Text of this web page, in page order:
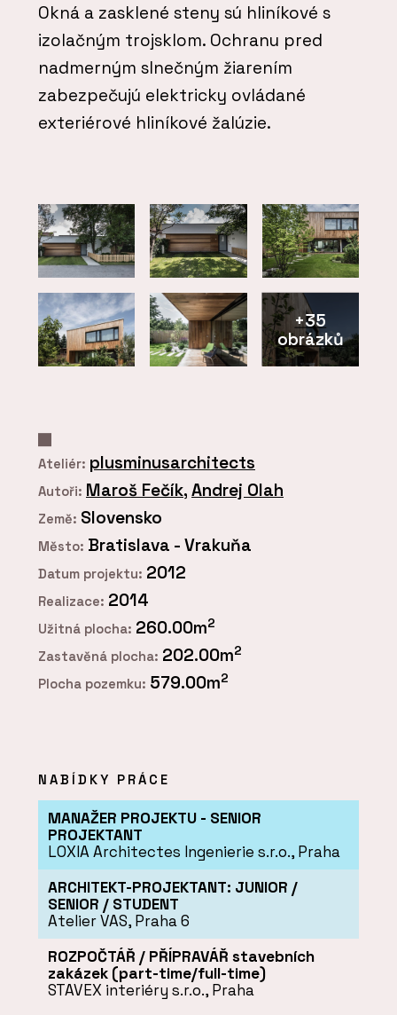
Okná a zasklené steny sú hliníkové s
izolačným trojsklom. Ochranu pred
nadmerným slnečným žiarením
zabezpečujú elektricky ovládané
exteriérové hliníkové žalúzie.
+35
obrázků
Ateliér: plusminusarchitects
Autoři: Maroš Fečík, Andrej Olah
Země: Slovensko
Město: Bratislava - Vrakuňa
Datum projektu: 2012
Realizace: 2014
Užitná plocha: 260.00m2
Zastavěná plocha: 202.00m2
Plocha pozemku: 579.00m2
NABÍDKY PRÁCE
MANAŽER PROJEKTU - SENIOR
PROJEKTANT
LOXIA Architectes Ingenierie s.r.o., Praha
ARCHITEKT-PROJEKTANT: JUNIOR /
SENIOR / STUDENT
Atelier VAS, Praha 6
ROZPOČTÁŘ / PŘÍPRAVÁŘ stavebních
zakázek (part-time/full-time)
STAVEX interiéry s.r.o., Praha